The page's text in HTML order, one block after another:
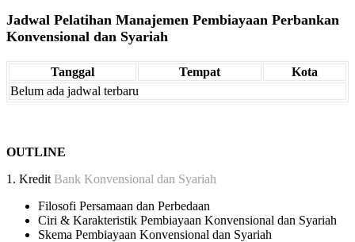
Jadwal Pelatihan Manajemen Pembiayaan Perbankan
Konvensional dan Syariah
Tanggal Tempat
Kota
Belum ada jadwal terbaru
OUTLINE
1. Kredit Bank Konvensional dan Syariah
Filosofi Persamaan dan Perbedaan
Ciri & Karakteristik Pembiayaan Konvensional dan Syariah
Skema Pembiayaan Konvensional dan Syariah